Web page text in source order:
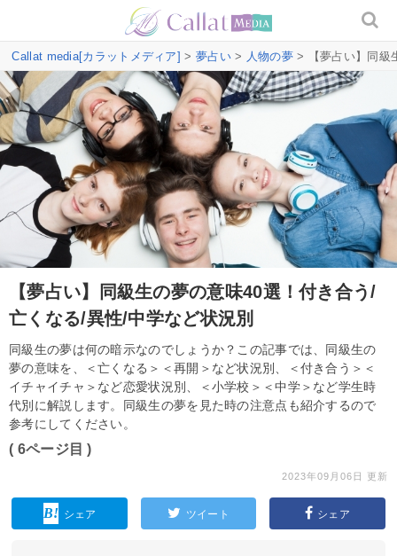
Callat media[カラットメディア] > 夢占い> 人物の夢> 【夢占い】同級
【夢占い】同級生の夢の意味40選！付き合う/
亡くなる/異性/中学など状況別
同級生の夢は何の暗示なのでしょうか？この記事では、同級生の
夢の意味を、＜亡くなる＞＜再開＞など状況別、＜付き合う＞＜
イチャイチャ＞など恋愛状況別、＜小学校＞＜中学＞など学生時
代別に解説します。同級生の夢を見た時の注意点も紹介するので
参考にしてください。
( 6ページ目 )
2023年09月06日 更新
シェア ツイート シェア